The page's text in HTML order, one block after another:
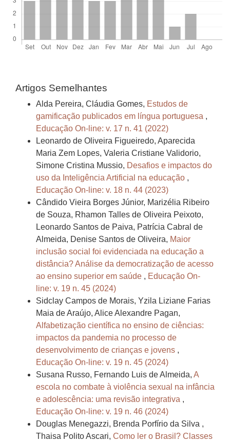
Artigos Semelhantes
Alda Pereira, Cláudia Gomes, Estudos de
gamificação publicados em língua portuguesa ,
Educação On-line: v. 17 n. 41 (2022)
Leonardo de Oliveira Figueiredo, Aparecida
Maria Zem Lopes, Valeria Cristiane Validorio,
Simone Cristina Mussio, Desafios e impactos do
uso da Inteligência Artificial na educação ,
Educação On-line: v. 18 n. 44 (2023)
Cândido Vieira Borges Júnior, Marizélia Ribeiro
de Souza, Rhamon Talles de Oliveira Peixoto,
Leonardo Santos de Paiva, Patrícia Cabral de
Almeida, Denise Santos de Oliveira, Maior
inclusão social foi evidenciada na educação a
distância? Análise da democratização de acesso
ao ensino superior em saúde , Educação On-
line: v. 19 n. 45 (2024)
Sidclay Campos de Morais, Yzila Liziane Farias
Maia de Araújo, Alice Alexandre Pagan,
Alfabetização científica no ensino de ciências:
impactos da pandemia no processo de
desenvolvimento de crianças e jovens ,
Educação On-line: v. 19 n. 45 (2024)
Susana Russo, Fernando Luis de Almeida, A
escola no combate à violência sexual na infância
e adolescência: uma revisão integrativa ,
Educação On-line: v. 19 n. 46 (2024)
Douglas Menegazzi, Brenda Porfírio da Silva ,
Thaisa Polito Ascari, Como ler o Brasil? Classes